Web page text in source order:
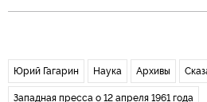
Юрий Гагарин Наука Архивы
Западная пресса о 12 апреля 1961 года